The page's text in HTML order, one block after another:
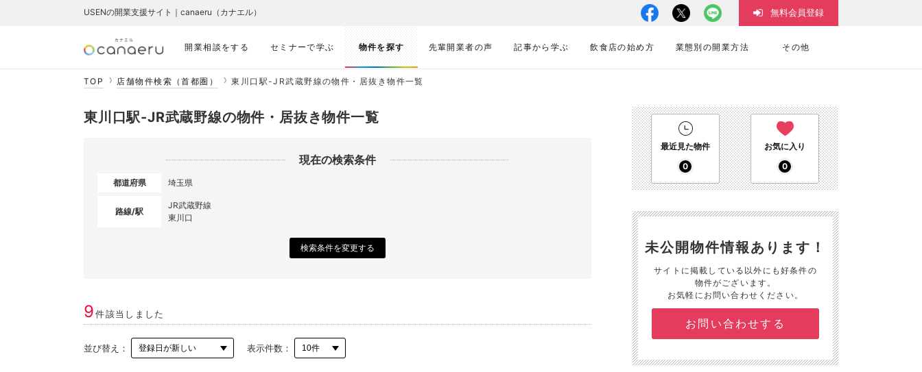
開業相談をする セミナーで学ぶ 物件を探す 先輩開業者の声 記事から学ぶ 飲食店の始め方 業態別の開業方法 その他
USENの開業支援サイト｜canaeru（カナエル） 無料会員登録
TOP 店舗物件検索（首都圏） 東川口駅-JR武蔵野線の物件・居抜き物件一覧
東川口駅-JR武蔵野線の物件・居抜き物件一覧
現在の検索条件
都道府県 埼玉県
路線/駅
JR武蔵野線
東川口
検索条件を変更する
9件該当しました
並び替え： 表示件数：
最近見た物件
0
お気に入り
0
未公開物件情報あります！
サイトに掲載している以外にも好条件の
物件がございます。
お気軽にお問い合わせください。
お問い合わせする